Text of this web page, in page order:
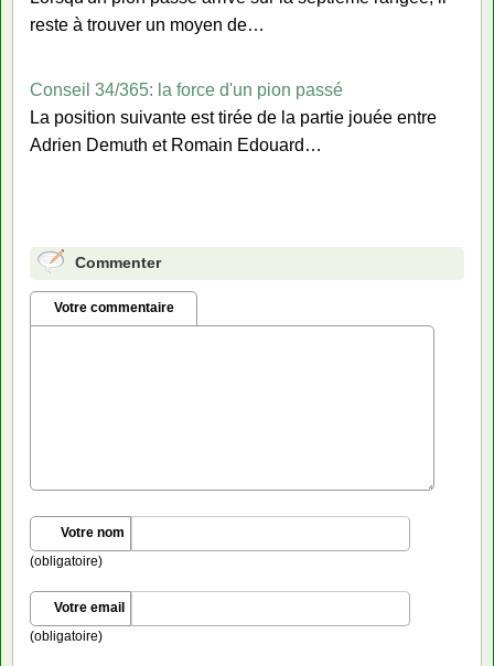
reste à trouver un moyen de…
Conseil 34/365: la force d'un pion passé
La position suivante est tirée de la partie jouée entre
Adrien Demuth et Romain Edouard…
Commenter
Votre commentaire
Votre nom
(obligatoire)
Votre email
(obligatoire)